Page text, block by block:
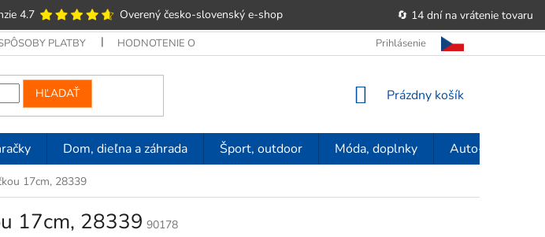
4.7 Overený česko-slovenský e‑shop
🔄 14 dní na vrátenie tovaru
PLATBY HODNOTENIE OBCHODU OBCHODNÉ PODMIENKY POUČENIE O PRÁVE
Prihlásenie
HĽADAŤ
NÁKUPNÝ
Prázdny košík
Dom, dieľna a záhrada Šport, outdoor Móda, doplnky Auto-moto
17cm, 28339
17cm, 28339 90178